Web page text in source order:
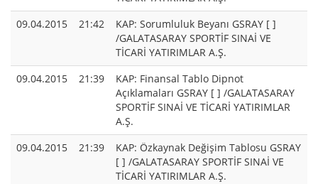
09.04.2015
21:42
KAP: Sorumluluk Beyanı GSRAY [ ]
/GALATASARAY SPORTİF SINAİ VE
TİCARİ YATIRIMLAR A.Ş.
09.04.2015
21:39
KAP: Finansal Tablo Dipnot
Açıklamaları GSRAY [ ] /GALATASARAY
SPORTİF SINAİ VE TİCARİ YATIRIMLAR
A.Ş.
09.04.2015
21:39
KAP: Özkaynak Değişim Tablosu GSRAY
[ ] /GALATASARAY SPORTİF SINAİ VE
TİCARİ YATIRIMLAR A.Ş.